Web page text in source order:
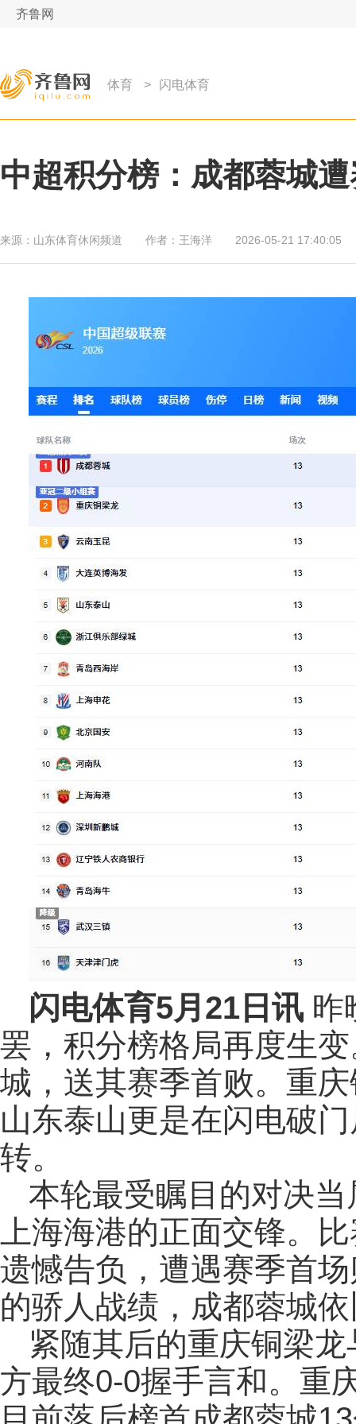
齐鲁网
体育 > 闪电体育
中超积分榜：成都蓉城
来源： 山东体育休闲频道 作者： 王海洋 2026-05-21 17:40:05
闪电体育5月21日讯 昨
罢，积分榜格局再度生
城，送其赛季首败。重
山东泰山更是在闪电破
转。
本轮最受瞩目的对决
上海海港的正面交锋。
遗憾告负，遭遇赛季首
的骄人战绩，成都蓉城
紧随其后的重庆铜梁
方最终0-0握手言和。重